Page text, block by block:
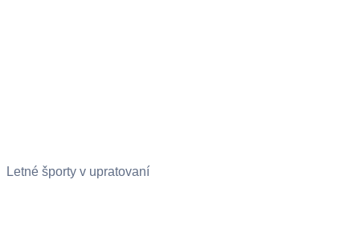
Letné športy v upratovaní